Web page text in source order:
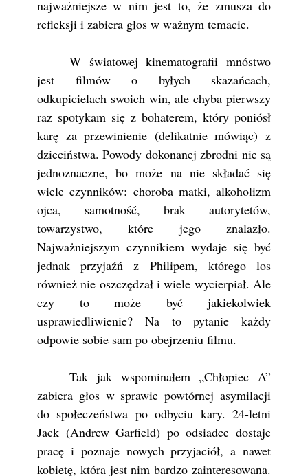
najważniejsze w nim jest to, że zmusza do
refleksji i zabiera głos w ważnym temacie.
W światowej kinematografii mnóstwo
jest filmów o byłych skazańcach,
odkupicielach swoich win, ale chyba pierwszy
raz spotykam się z bohaterem, który poniósł
karę za przewinienie (delikatnie mówiąc) z
dzieciństwa. Powody dokonanej zbrodni nie są
jednoznaczne, bo może na nie składać się
wiele czynników: choroba matki, alkoholizm
ojca, samotność, brak autorytetów,
towarzystwo, które jego znalazło.
Najważniejszym czynnikiem wydaje się być
jednak przyjaźń z Philipem, którego los
również nie oszczędzał i wiele wycierpiał. Ale
czy to może być jakiekolwiek
usprawiedliwienie? Na to pytanie każdy
odpowie sobie sam po obejrzeniu filmu.
Tak jak wspominałem „Chłopiec A”
zabiera głos w sprawie powtórnej asymilacji
do społeczeństwa po odbyciu kary. 24-letni
Jack (Andrew Garfield) po odsiadce dostaje
pracę i poznaje nowych przyjaciół, a nawet
kobietę, która jest nim bardzo zainteresowana.